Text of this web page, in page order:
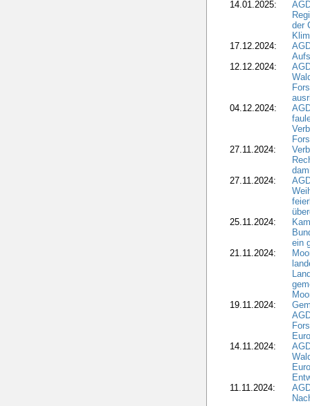
14.01.2025:
der
17.12.2024:
12.12.2024:
04.12.2024:
27.11.2024:
27.11.2024:
25.11.2024:
ein
21.11.2024:
19.11.2024:
14.11.2024:
11.11.2024: